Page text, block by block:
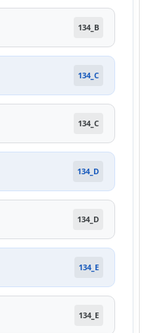
134_B
134_C
134_C
134_D
134_D
134_E
134_E